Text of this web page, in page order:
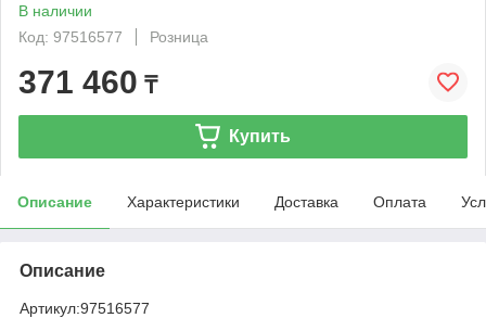
В наличии
Код: 97516577
Розница
371 460 ₸
Купить
Описание Характеристики Доставка Оплата
Описание
Артикул:97516577